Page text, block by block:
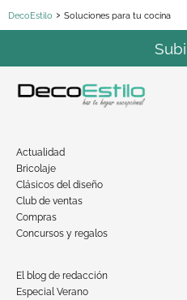
DecoEstilo Soluciones para tu cocina
Actualidad
Bricolaje
Clásicos del diseño
Club de ventas
Compras
Concursos y regalos
El blog de redacción
Especial Verano